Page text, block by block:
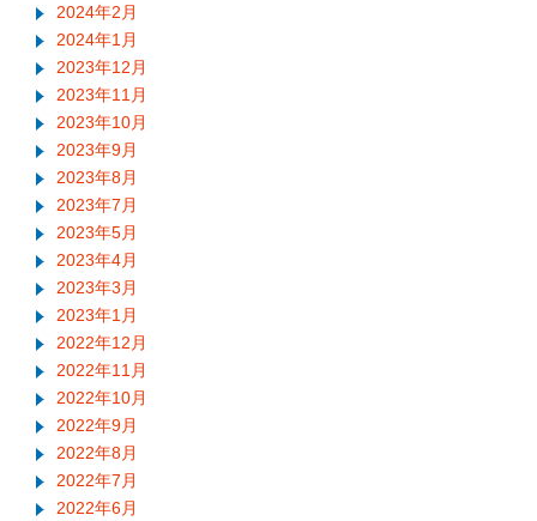
2024年2月
2024年1月
2023年12月
2023年11月
2023年10月
2023年9月
2023年8月
2023年7月
2023年5月
2023年4月
2023年3月
2023年1月
2022年12月
2022年11月
2022年10月
2022年9月
2022年8月
2022年7月
2022年6月